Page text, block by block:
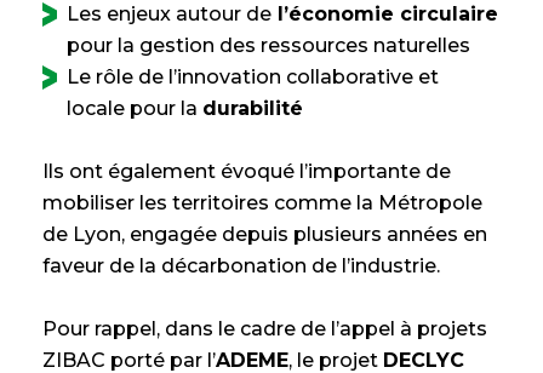
Les enjeux autour de l’économie circulaire
pour la gestion des ressources naturelles
Le rôle de l’innovation collaborative et
locale pour la durabilité
Ils ont également évoqué l’importante de
mobiliser les territoires comme la Métropole
de Lyon, engagée depuis plusieurs années en
faveur de la décarbonation de l’industrie.
Pour rappel, dans le cadre de l’appel à projets
ZIBAC porté par l’ADEME, le projet DECLYC